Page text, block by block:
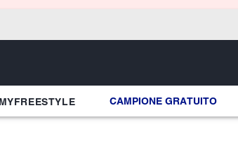
MYFREESTYLE CAMPIONE GRATUITO